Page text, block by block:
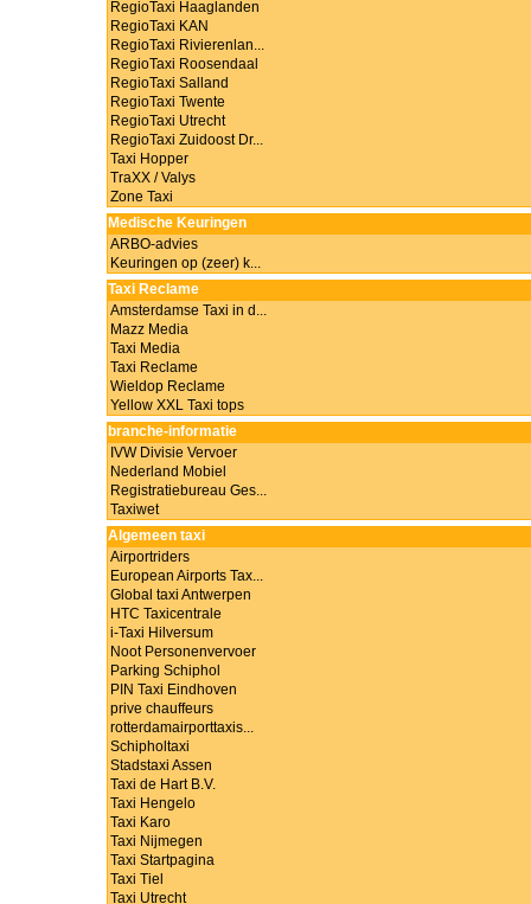
RegioTaxi Haaglanden
RegioTaxi KAN
RegioTaxi Rivierenlan...
RegioTaxi Roosendaal
RegioTaxi Salland
RegioTaxi Twente
RegioTaxi Utrecht
RegioTaxi Zuidoost Dr...
Taxi Hopper
TraXX / Valys
Zone Taxi
Medische Keuringen
ARBO-advies
Keuringen op (zeer) k...
Taxi Reclame
Amsterdamse Taxi in d...
Mazz Media
Taxi Media
Taxi Reclame
Wieldop Reclame
Yellow XXL Taxi tops
branche-informatie
IVW Divisie Vervoer
Nederland Mobiel
Registratiebureau Ges...
Taxiwet
Algemeen taxi
Airportriders
European Airports Tax...
Global taxi Antwerpen
HTC Taxicentrale
i-Taxi Hilversum
Noot Personenvervoer
Parking Schiphol
PIN Taxi Eindhoven
prive chauffeurs
rotterdamairporttaxis...
Schipholtaxi
Stadstaxi Assen
Taxi de Hart B.V.
Taxi Hengelo
Taxi Karo
Taxi Nijmegen
Taxi Startpagina
Taxi Tiel
Taxi Utrecht